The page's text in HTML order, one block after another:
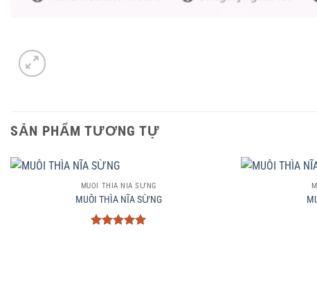
SẢN PHẨM TƯƠNG TỰ
+
MUÔI THÌA NĨA SỪNG
MUÔI THÌA NĨA SỪNG
+